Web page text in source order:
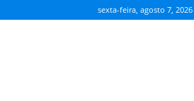
sexta-feira, agosto 7, 2026